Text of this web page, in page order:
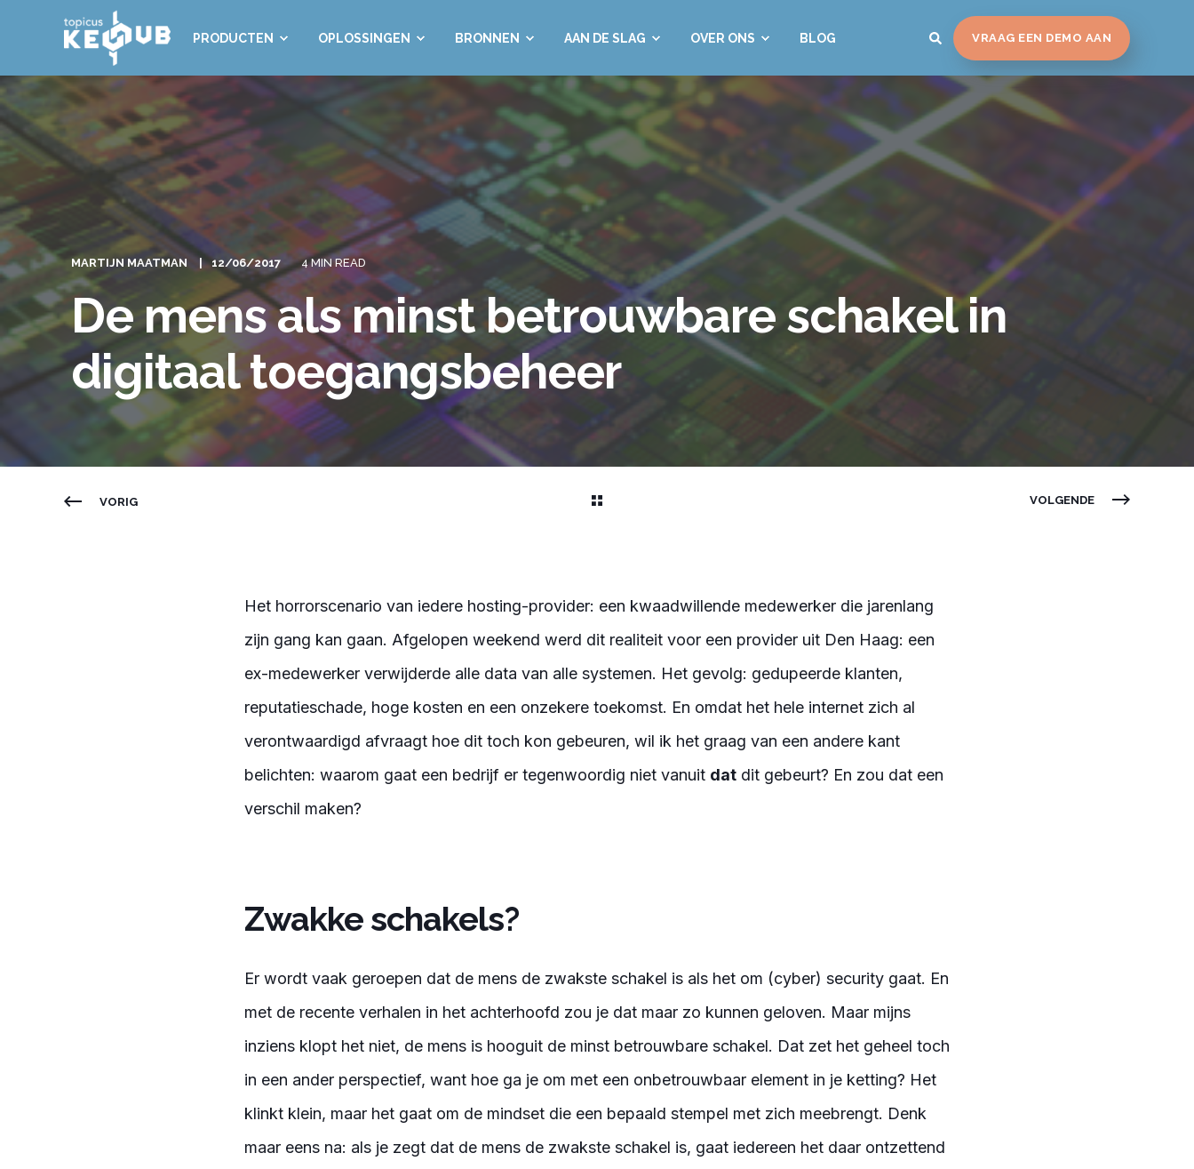
PRODUCTEN OPLOSSINGEN BRONNEN AAN DE SLAG OVER ONS BLOG VRAAG EEN DEMO AAN
MARTIJN MAATMAN 12/06/2017 4 MIN READ
De mens als minst betrouwbare schakel in
digitaal toegangsbeheer
VORIG VOLGENDE
Het horrorscenario van iedere hosting-provider: een kwaadwillende medewerker die jarenlang
zijn gang kan gaan. Afgelopen weekend werd dit realiteit voor een provider uit Den Haag: een
ex-medewerker verwijderde alle data van alle systemen. Het gevolg: gedupeerde klanten,
reputatieschade, hoge kosten en een onzekere toekomst. En omdat het hele internet zich al
verontwaardigd afvraagt hoe dit toch kon gebeuren, wil ik het graag van een andere kant
belichten: waarom gaat een bedrijf er tegenwoordig niet vanuit datdit gebeurt? En zou dat een
verschil maken?
Zwakke schakels?
Er wordt vaak geroepen dat de mens de zwakste schakel is als het om (cyber) security gaat. En
met de recente verhalen in het achterhoofd zou je dat maar zo kunnen geloven. Maar mijns
inziens klopt het niet, de mens is hooguit de minst betrouwbare schakel. Dat zet het geheel toch
in een ander perspectief, want hoe ga je om met een onbetrouwbaar element in je ketting? Het
klinkt klein, maar het gaat om de mindset die een bepaald stempel met zich meebrengt. Denk
maar eens na: als je zegt dat de mens de zwakste schakel is, gaat iedereen het daar ontzettend